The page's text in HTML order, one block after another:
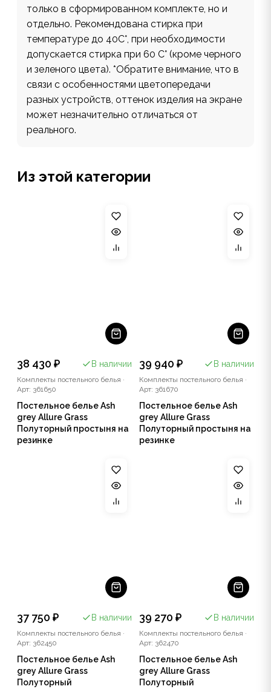
только в сформированном комплекте, но и
отдельно. Рекомендована стирка при
температуре до 40С°, при необходимости
допускается стирка при 60 С° (кроме черного
и зеленого цвета). *Обратите внимание, что в
связи с особенностями цветопередачи
разных устройств, оттенок изделия на экране
может незначительно отличаться от
реального.
Из этой категории
38 430 ₽ В наличии
Комплекты постельного белья ·
Арт: 361650
Постельное белье Ash
grey Allure Grass
Полуторный простыня на
резинке
39 940 ₽ В наличии
Комплекты постельного белья ·
Арт: 361670
Постельное белье Ash
grey Allure Grass
Полуторный простыня на
резинке
37 750 ₽ В наличии
Комплекты постельного белья ·
Арт: 362450
Постельное белье Ash
grey Allure Grass
Полуторный
39 270 ₽ В наличии
Комплекты постельного белья ·
Арт: 362470
Постельное белье Ash
grey Allure Grass
Полуторный